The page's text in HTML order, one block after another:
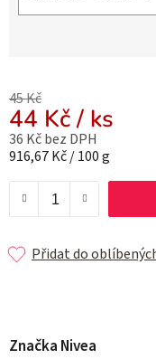
45 Kč
44 Kč/ ks
36 Kč bez DPH
Měrná cena:
916,67 Kč / 100 g
Přidat do
Značka Nivea